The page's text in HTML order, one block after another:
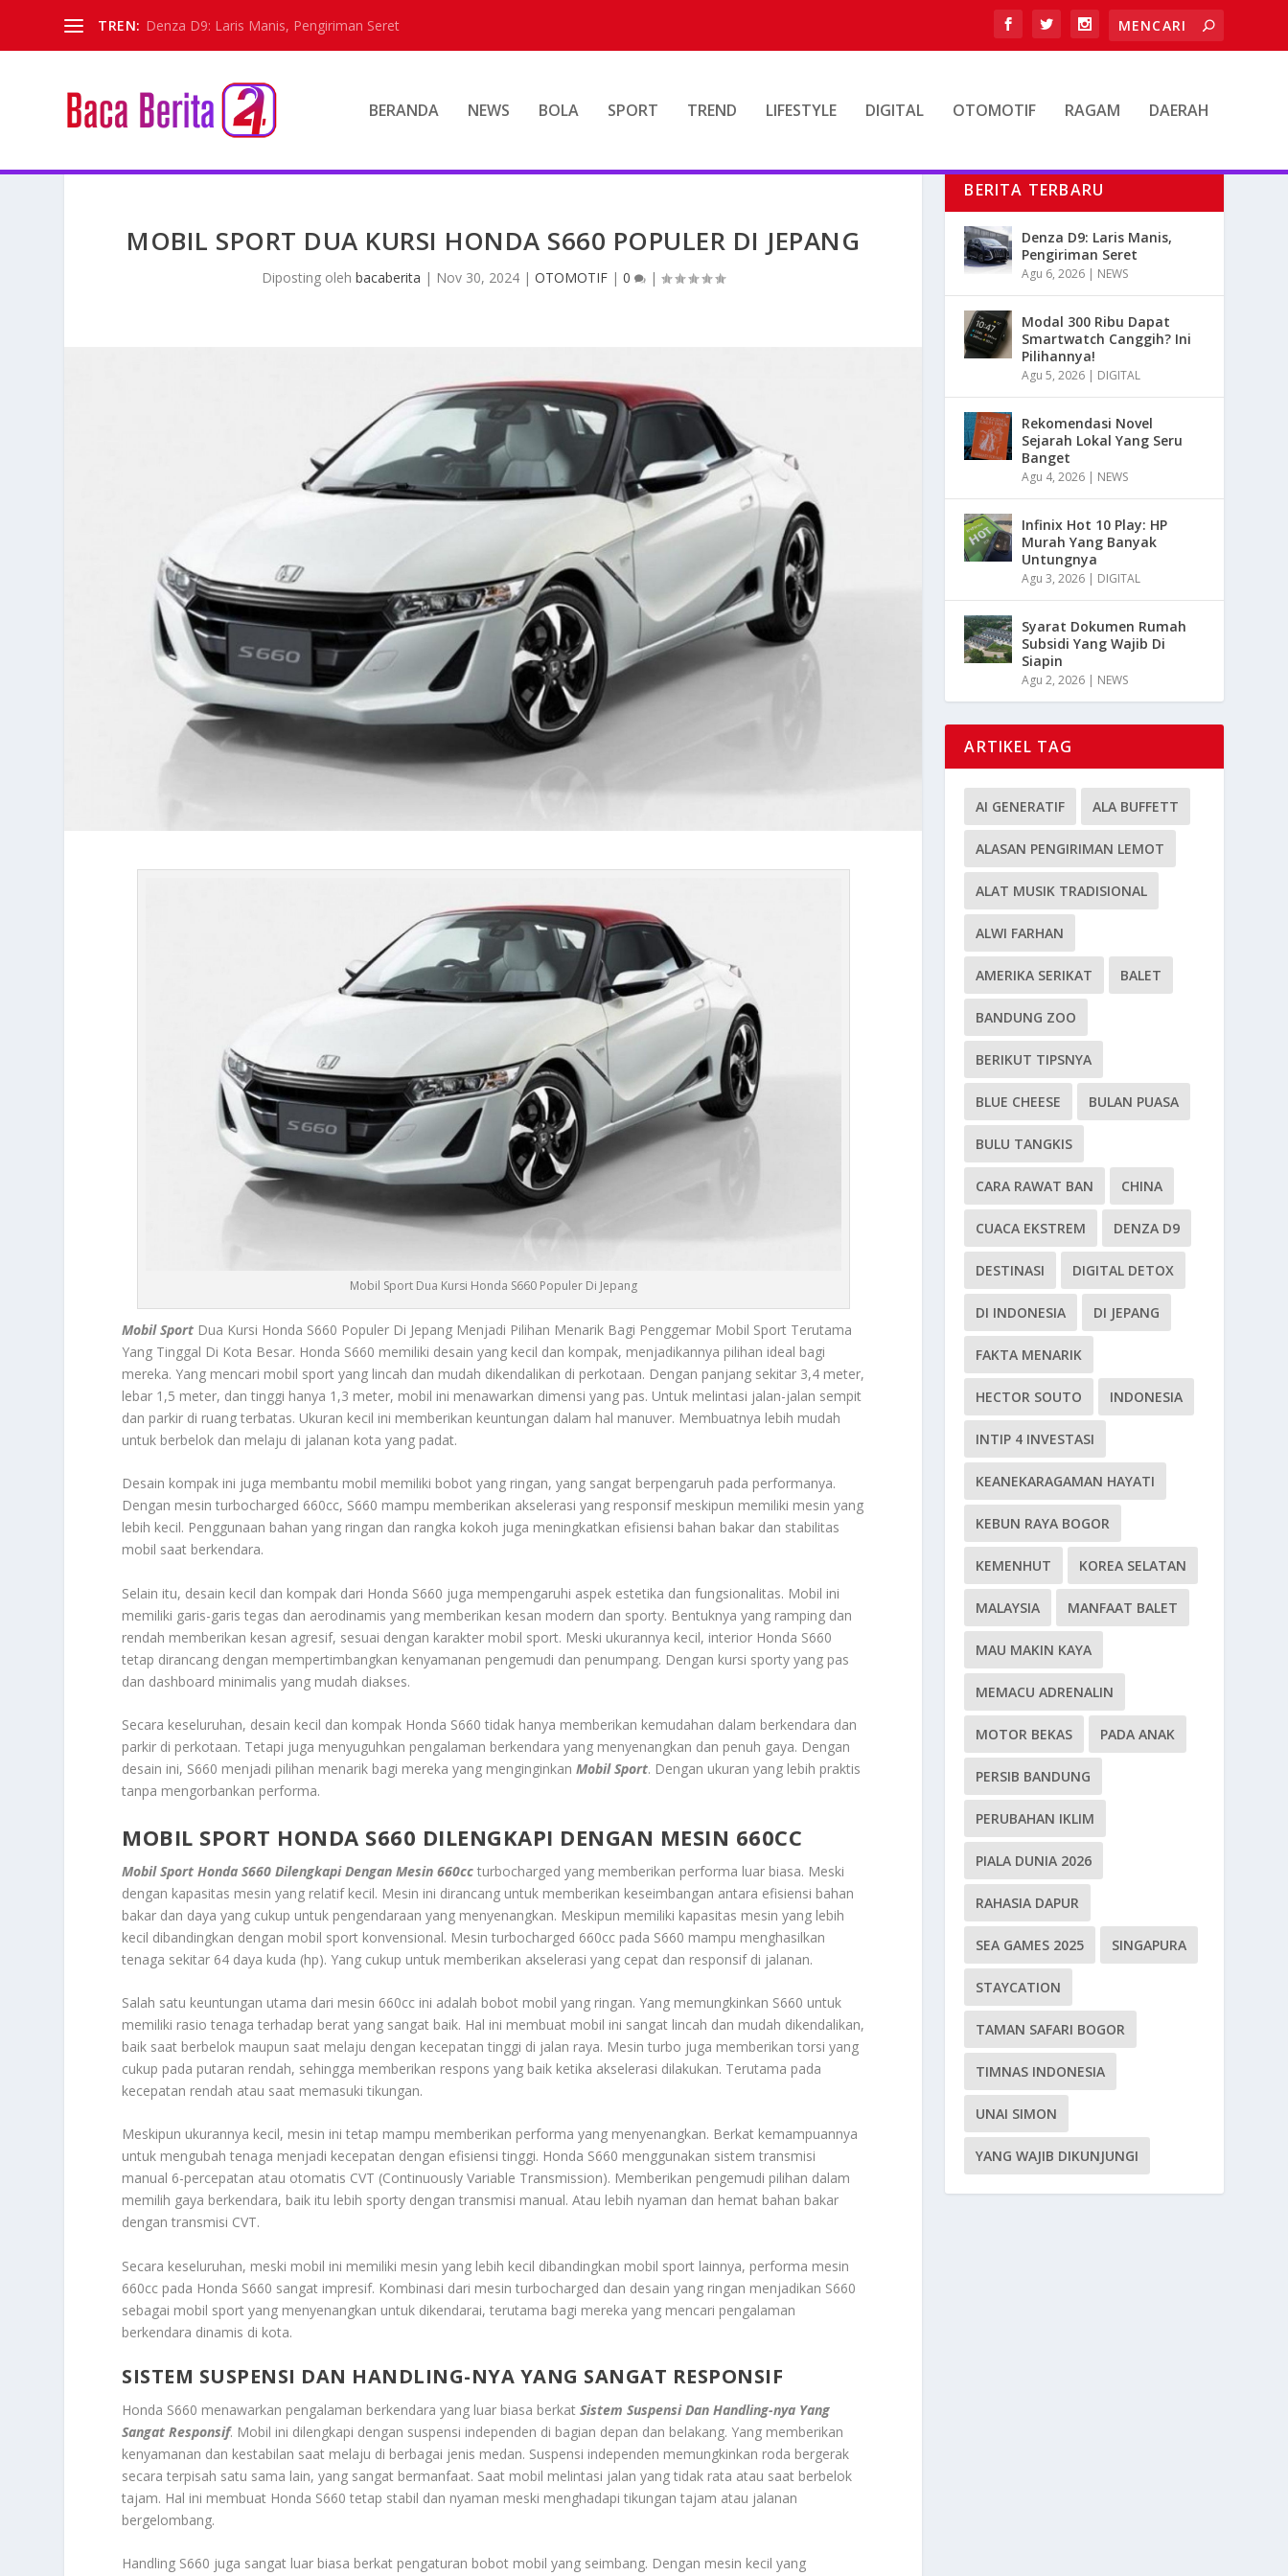
TREN: Denza D9: Laris Manis, Pengiriman Seret
BERANDA NEWS BOLA SPORT TREND LIFESTYLE DIGITAL OTOMOTIF RAGAM DAERAH
MOBIL SPORT DUA KURSI HONDA S660 POPULER DI JEPANG
Diposting olehbacaberita | Nov 30, 2024 |OTOMOTIF |0 |
Mobil Sport Dua Kursi Honda S660 Populer Di Jepang
Mobil Sport Dua Kursi Honda S660 Populer Di Jepang Menjadi Pilihan Menarik Bagi Penggemar Mobil Sport Terutama
Yang Tinggal Di Kota Besar. Honda S660 memiliki desain yang kecil dan kompak, menjadikannya pilihan ideal bagi
mereka. Yang mencari mobil sport yang lincah dan mudah dikendalikan di perkotaan. Dengan panjang sekitar 3,4 meter,
lebar 1,5 meter, dan tinggi hanya 1,3 meter, mobil ini menawarkan dimensi yang pas. Untuk melintasi jalan-jalan sempit
dan parkir di ruang terbatas. Ukuran kecil ini memberikan keuntungan dalam hal manuver. Membuatnya lebih mudah
untuk berbelok dan melaju di jalanan kota yang padat.
Desain kompak ini juga membantu mobil memiliki bobot yang ringan, yang sangat berpengaruh pada performanya.
Dengan mesin turbocharged 660cc, S660 mampu memberikan akselerasi yang responsif meskipun memiliki mesin yang
lebih kecil. Penggunaan bahan yang ringan dan rangka kokoh juga meningkatkan efisiensi bahan bakar dan stabilitas
mobil saat berkendara.
Selain itu, desain kecil dan kompak dari Honda S660 juga mempengaruhi aspek estetika dan fungsionalitas. Mobil ini
memiliki garis-garis tegas dan aerodinamis yang memberikan kesan modern dan sporty. Bentuknya yang ramping dan
rendah memberikan kesan agresif, sesuai dengan karakter mobil sport. Meski ukurannya kecil, interior Honda S660
tetap dirancang dengan mempertimbangkan kenyamanan pengemudi dan penumpang. Dengan kursi sporty yang pas
dan dashboard minimalis yang mudah diakses.
Secara keseluruhan, desain kecil dan kompak Honda S660 tidak hanya memberikan kemudahan dalam berkendara dan
parkir di perkotaan. Tetapi juga menyuguhkan pengalaman berkendara yang menyenangkan dan penuh gaya. Dengan
desain ini, S660 menjadi pilihan menarik bagi mereka yang menginginkanMobil Sport. Dengan ukuran yang lebih praktis
tanpa mengorbankan performa.
MOBIL SPORT HONDA S660 DILENGKAPI DENGAN MESIN 660CC
Mobil Sport Honda S660 Dilengkapi Dengan Mesin 660cc turbocharged yang memberikan performa luar biasa. Meski
dengan kapasitas mesin yang relatif kecil. Mesin ini dirancang untuk memberikan keseimbangan antara efisiensi bahan
bakar dan daya yang cukup untuk pengendaraan yang menyenangkan. Meskipun memiliki kapasitas mesin yang lebih
kecil dibandingkan dengan mobil sport konvensional. Mesin turbocharged 660cc pada S660 mampu menghasilkan
tenaga sekitar 64 daya kuda (hp). Yang cukup untuk memberikan akselerasi yang cepat dan responsif di jalanan.
Salah satu keuntungan utama dari mesin 660cc ini adalah bobot mobil yang ringan. Yang memungkinkan S660 untuk
memiliki rasio tenaga terhadap berat yang sangat baik. Hal ini membuat mobil ini sangat lincah dan mudah dikendalikan,
baik saat berbelok maupun saat melaju dengan kecepatan tinggi di jalan raya. Mesin turbo juga memberikan torsi yang
cukup pada putaran rendah, sehingga memberikan respons yang baik ketika akselerasi dilakukan. Terutama pada
kecepatan rendah atau saat memasuki tikungan.
Meskipun ukurannya kecil, mesin ini tetap mampu memberikan performa yang menyenangkan. Berkat kemampuannya
untuk mengubah tenaga menjadi kecepatan dengan efisiensi tinggi. Honda S660 menggunakan sistem transmisi
manual 6-percepatan atau otomatis CVT (Continuously Variable Transmission). Memberikan pengemudi pilihan dalam
memilih gaya berkendara, baik itu lebih sporty dengan transmisi manual. Atau lebih nyaman dan hemat bahan bakar
dengan transmisi CVT.
Secara keseluruhan, meski mobil ini memiliki mesin yang lebih kecil dibandingkan mobil sport lainnya, performa mesin
660cc pada Honda S660 sangat impresif. Kombinasi dari mesin turbocharged dan desain yang ringan menjadikan S660
sebagai mobil sport yang menyenangkan untuk dikendarai, terutama bagi mereka yang mencari pengalaman
berkendara dinamis di kota.
SISTEM SUSPENSI DAN HANDLING-NYA YANG SANGAT RESPONSIF
Honda S660 menawarkan pengalaman berkendara yang luar biasa berkatSistem Suspensi Dan Handling-nya Yang
Sangat Responsif. Mobil ini dilengkapi dengan suspensi independen di bagian depan dan belakang. Yang memberikan
kenyamanan dan kestabilan saat melaju di berbagai jenis medan. Suspensi independen memungkinkan roda bergerak
secara terpisah satu sama lain, yang sangat bermanfaat. Saat mobil melintasi jalan yang tidak rata atau saat berbelok
tajam. Hal ini membuat Honda S660 tetap stabil dan nyaman meski menghadapi tikungan tajam atau jalanan
bergelombang.
Handling S660 juga sangat luar biasa berkat pengaturan bobot mobil yang seimbang. Dengan mesin kecil yang
BERITA TERBARU
Denza D9: Laris Manis,
Pengiriman Seret
Agu 6, 2026 | NEWS
Modal 300 Ribu Dapat
Smartwatch Canggih? Ini
Pilihannya!
Agu 5, 2026 | DIGITAL
Rekomendasi Novel
Sejarah Lokal Yang Seru
Banget
Agu 4, 2026 | NEWS
Infinix Hot 10 Play: HP
Murah Yang Banyak
Untungnya
Agu 3, 2026 | DIGITAL
Syarat Dokumen Rumah
Subsidi Yang Wajib Di
Siapin
Agu 2, 2026 | NEWS
ARTIKEL TAG
AI GENERATIF ALA BUFFETT
ALASAN PENGIRIMAN LEMOT
ALAT MUSIK TRADISIONAL
ALWI FARHAN
AMERIKA SERIKAT BALET
BANDUNG ZOO
BERIKUT TIPSNYA
BLUE CHEESE BULAN PUASA
BULU TANGKIS
CARA RAWAT BAN CHINA
CUACA EKSTREM DENZA D9
DESTINASI DIGITAL DETOX
DI INDONESIA DI JEPANG
FAKTA MENARIK
HECTOR SOUTO INDONESIA
INTIP 4 INVESTASI
KEANEKARAGAMAN HAYATI
KEBUN RAYA BOGOR
KEMENHUT KOREA SELATAN
MALAYSIA MANFAAT BALET
MAU MAKIN KAYA
MEMACU ADRENALIN
MOTOR BEKAS PADA ANAK
PERSIB BANDUNG
PERUBAHAN IKLIM
PIALA DUNIA 2026
RAHASIA DAPUR
SEA GAMES 2025 SINGAPURA
STAYCATION
TAMAN SAFARI BOGOR
TIMNAS INDONESIA
UNAI SIMON
YANG WAJIB DIKUNJUNGI